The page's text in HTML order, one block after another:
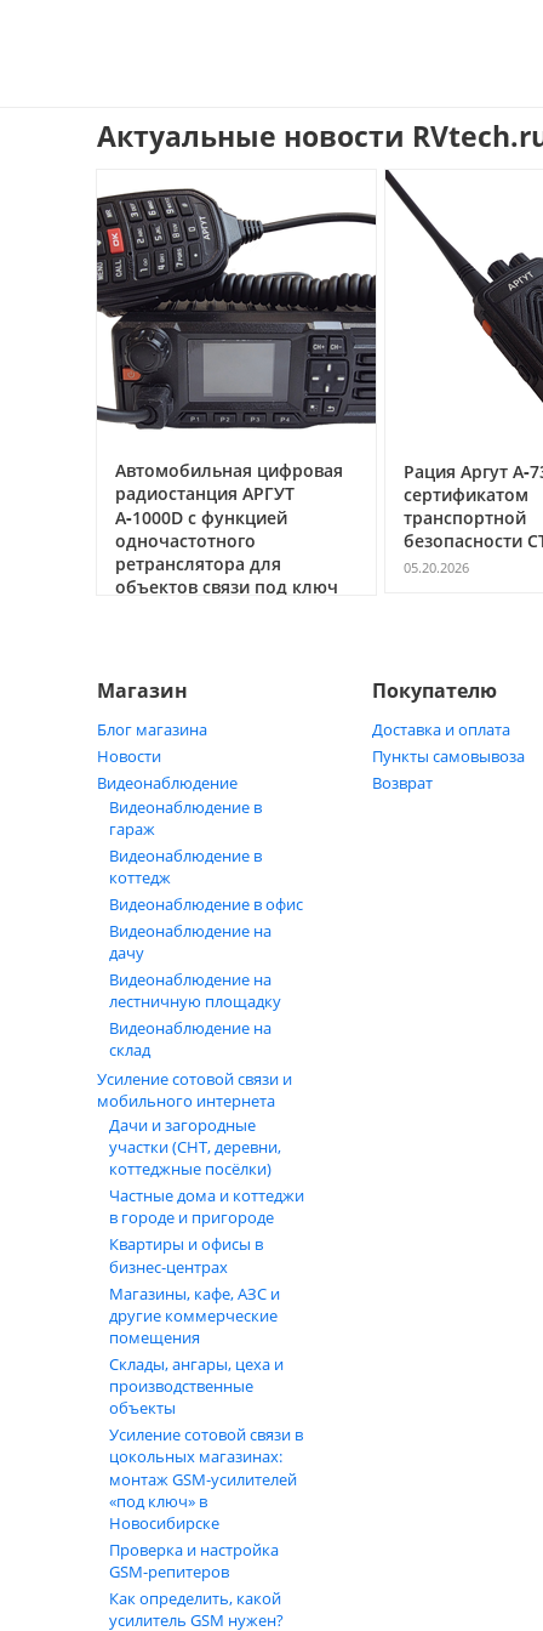
Актуальные новости
Автомобильная цифровая
радиостанция АРГУТ
А‑1000D с функцией
одночастотного
ретранслятора для
объектов связи под ключ
Рация Аргут
сертификатом
транспортной
безопасности
05.20.2026
Магазин
Блог магазина
Новости
Видеонаблюдение
Видеонаблюдение в
гараж
Видеонаблюдение в
коттедж
Видеонаблюдение в офис
Видеонаблюдение на
дачу
Видеонаблюдение на
лестничную площадку
Видеонаблюдение на
склад
Усиление сотовой связи и
мобильного интернета
Дачи и загородные
участки (СНТ, деревни,
коттеджные посёлки)
Частные дома и коттеджи
в городе и пригороде
Квартиры и офисы в
бизнес‑центрах
Магазины, кафе, АЗС и
другие коммерческие
помещения
Склады, ангары, цеха и
производственные
объекты
Усиление сотовой связи в
цокольных магазинах:
монтаж GSM‑усилителей
«под ключ» в
Новосибирске
Проверка и настройка
GSM-репитеров
Как определить, какой
усилитель GSM нужен?
Покупателю
Доставка и оплата
Пункты самовывоза
Возврат